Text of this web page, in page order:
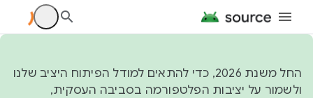
החל משנת 2026, כדי להתאים למודל הפיתוח היציב שלנו
ולשמור על יציבות הפלטפורמה בסביבה העסקית,